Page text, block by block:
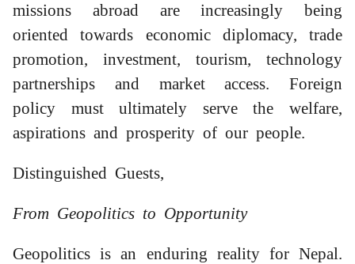
missions abroad are increasingly being
oriented towards economic diplomacy, trade
promotion, investment, tourism, technology
partnerships and market access. Foreign
policy must ultimately serve the welfare,
aspirations and prosperity of our people.
Distinguished Guests,
From Geopolitics to Opportunity
Geopolitics is an enduring reality for Nepal.